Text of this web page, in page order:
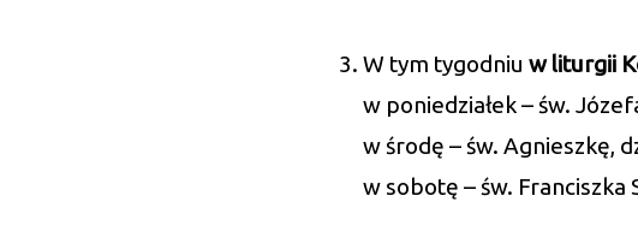
W tym tygodniu w liturgii
w poniedziałek – św.
w środę – św. Agnieszkę,
w sobotę – św. Franciszka